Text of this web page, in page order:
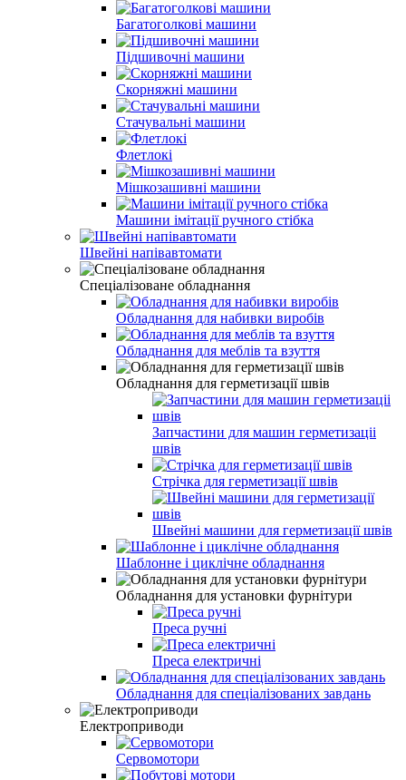
Багатоголкові машини
Підшивочні машини
Скорняжні машини
Стачувальні машини
Флетлокі
Мішкозашивні машини
Машини імітації ручного стібка
Швейні напівавтомати
Спеціалізоване обладнання
Обладнання для набивки виробів
Обладнання для меблів та взуття
Обладнання для герметизації швів
Запчастини для машин герметизаціі
швів
Стрічка для герметизації швів
Швейні машини для герметизації швів
Шаблонне і циклічне обладнання
Обладнання для установки фурнітури
Преса ручні
Преса електричні
Обладнання для спеціалізованих завдань
Електроприводи
Сервомотори